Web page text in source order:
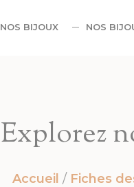
NOS BIJOUX NOS
Explorez
Accueil / Fiches